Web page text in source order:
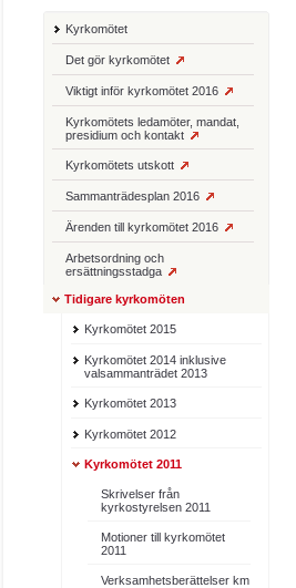
Kyrkomötet
Det gör kyrkomötet
Viktigt inför kyrkomötet 2016
Kyrkomötets ledamöter, mandat,
presidium och kontakt
Kyrkomötets utskott
Sammanträdesplan 2016
Ärenden till kyrkomötet 2016
Arbetsordning och
ersättningsstadga
Tidigare kyrkomöten
Kyrkomötet 2015
Kyrkomötet 2014 inklusive
valsammanträdet 2013
Kyrkomötet 2013
Kyrkomötet 2012
Kyrkomötet 2011
Skrivelser från
kyrkostyrelsen 2011
Motioner till kyrkomötet
2011
Verksamhetsberättelser km